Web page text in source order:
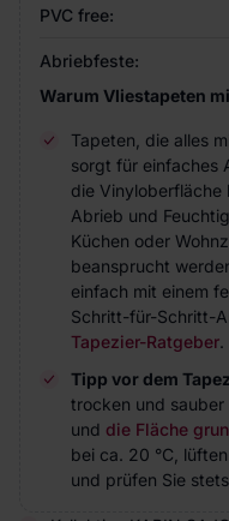
PVC free:
Abriebfeste:
Warum Vliestapeten
Tapeten, die alles
sorgt für einfaches
die
Abrieb und
Küchen oder
beansprucht
einfach mit einem
Schritt-für-Schritt-
Tapezier-Ratgeber.
Tipp vor dem
trocken und sauber
und die Fläche
bei ca. 20 °C,
und prüfen Sie